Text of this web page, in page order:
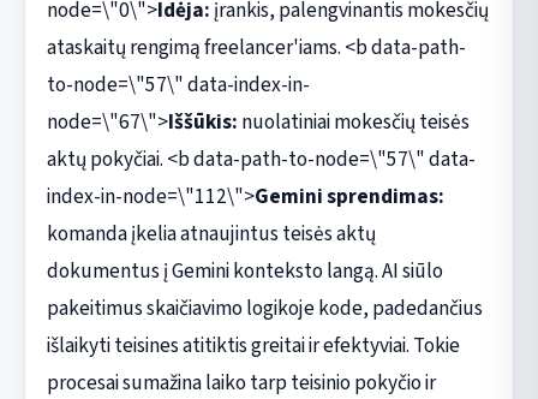
node=\"0\">Idėja: įrankis, palengvinantis mokesčių
ataskaitų rengimą freelancer'iams. <b data-path-
to-node=\"57\" data-index-in-
node=\"67\">Iššūkis: nuolatiniai mokesčių teisės
aktų pokyčiai. <b data-path-to-node=\"57\" data-
index-in-node=\"112\">Gemini sprendimas:
komanda įkelia atnaujintus teisės aktų
dokumentus į Gemini konteksto langą. AI siūlo
pakeitimus skaičiavimo logikoje kode, padedančius
išlaikyti teisines atitiktis greitai ir efektyviai. Tokie
procesai sumažina laiko tarp teisinio pokyčio ir